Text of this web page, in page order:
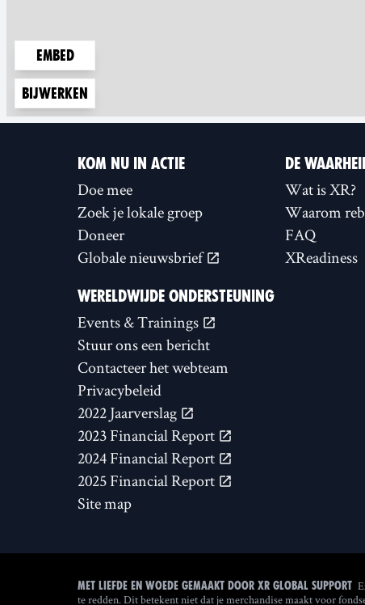
Embed
Bijwerken
KOM NU IN ACTIE
Doe mee
Zoek je lokale groep
Doneer
Globale nieuwsbrief
DE
Wat is XR?
Waarom
FAQ
XReadiness
WERELDWIJDE ONDERSTEUNING
Events & Trainings
Stuur ons een bericht
Contacteer het webteam
Privacybeleid
2022 Jaarverslag
2023 Financial Report
2024 Financial Report
2025 Financial Report
Site map
Met liefde en woede gemaakt door XR Global Support
te redden. Dit betekent niet dat je merchandise maakt voor